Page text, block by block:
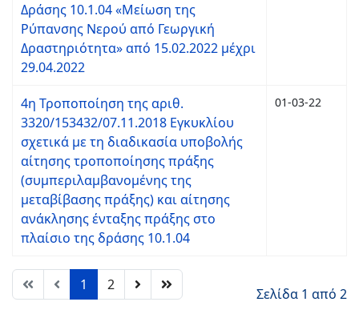
Δράσης 10.1.04 «Μείωση της
Ρύπανσης Νερού από Γεωργική
Δραστηριότητα» από 15.02.2022 μέχρι
29.04.2022
4η Τροποποίηση της αριθ.
3320/153432/07.11.2018 Εγκυκλίου
σχετικά με τη διαδικασία υποβολής
αίτησης τροποποίησης πράξης
(συμπεριλαμβανομένης της
μεταβίβασης πράξης) και αίτησης
ανάκλησης ένταξης πράξης στο
πλαίσιο της δράσης 10.1.04
01-03-22
1 2
Σελίδα 1 από 2